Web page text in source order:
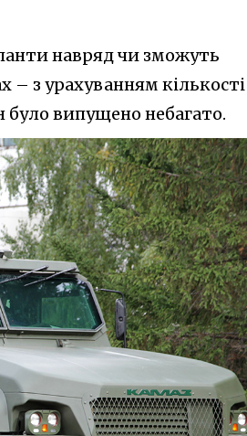
навряд чи зможуть
– з урахуванням кількості
випущено небагато.